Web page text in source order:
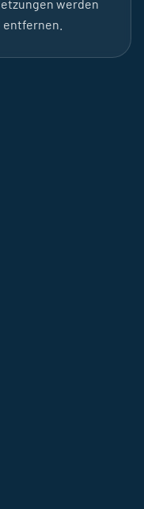
werden